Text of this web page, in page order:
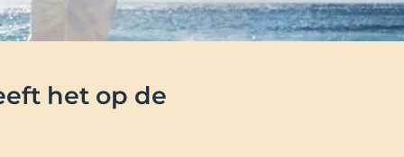
het op de